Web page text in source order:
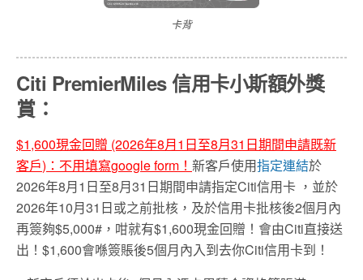
卡背
Citi PremierMiles 信用卡小斯額外獎
賞：
$1,600現金回贈 (2026年8月1日至8月31日期間申請既新
客戶) ：不用填寫google form ！ 新客戶使用指定連結於
2026年8月1日至8月31日期間申請指定Citi信用卡 ，並於
2026年10月31日或之前批核，及於信用卡批核後2個月內
再簽夠$5,000#，咁就有$1,600現金回贈！會由Citi直接送
出！$1,600會喺簽賬後5個月內入到去你Citi信用卡到！